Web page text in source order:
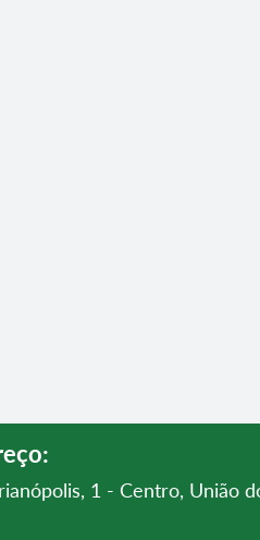
1 - Centro, União